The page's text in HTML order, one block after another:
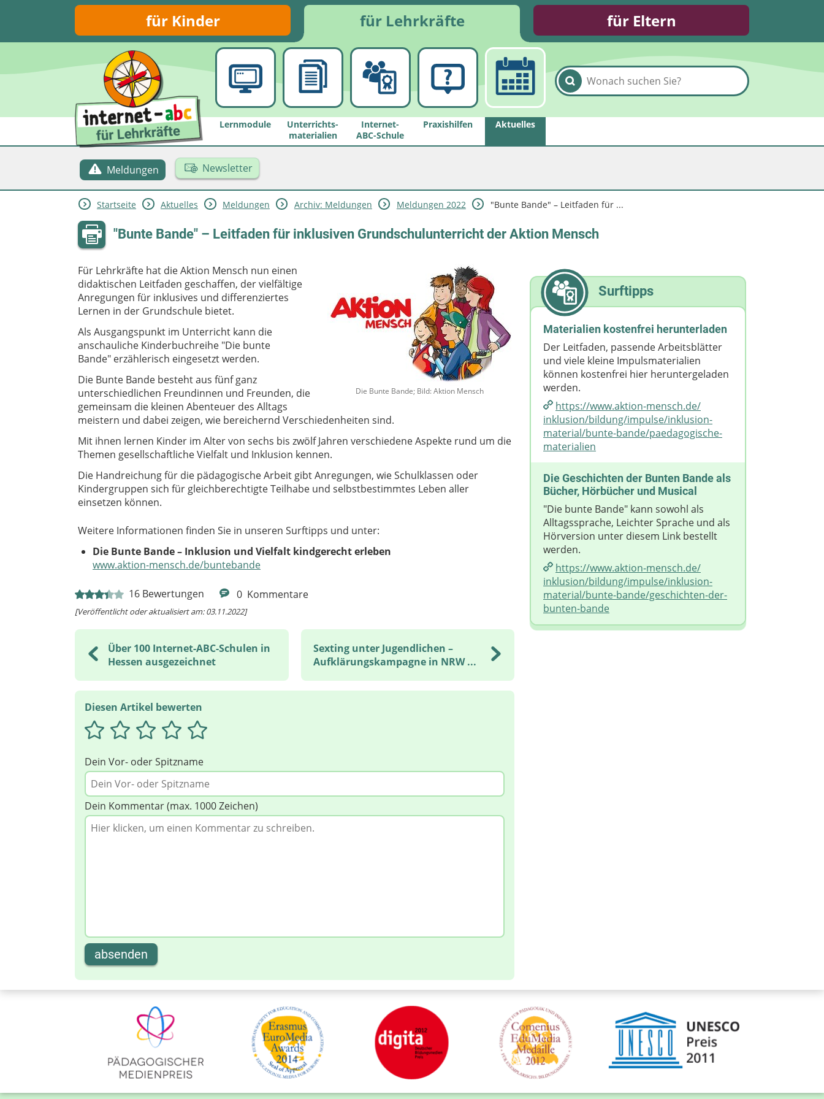
für Kinder für Lehrkräfte für Eltern
Lernmodule
Unterrichts­
materialien
Internet-
ABC-Schule
Praxishilfen Aktuelles
Meldungen Newsletter
Startseite Aktuelles Meldungen Archiv: Meldungen Meldungen 2022 "Bunte Bande" – Leitfaden für ...
"Bunte Bande" – Leitfaden für inklusiven Grundschulunterricht der Aktion Mensch
Die Bunte Bande; Bild: Aktion Mensch
Für Lehrkräfte hat die Aktion Mensch nun einen
didaktischen Leitfaden geschaffen, der vielfältige
Anregungen für inklusives und differenziertes
Lernen in der Grundschule bietet.
Als Ausgangspunkt im Unterricht kann die
anschauliche Kinderbuchreihe "Die bunte
Bande" erzählerisch eingesetzt werden.
Die Bunte Bande besteht aus fünf ganz
unterschiedlichen Freundinnen und Freunden, die
gemeinsam die kleinen Abenteuer des Alltags
meistern und dabei zeigen, wie bereichernd Verschiedenheiten sind.
Mit ihnen lernen Kinder im Alter von sechs bis zwölf Jahren verschiedene Aspekte rund um die
Themen gesellschaftliche Vielfalt und Inklusion kennen.
Die Handreichung für die pädagogische Arbeit gibt Anregungen, wie Schulklassen oder
Kindergruppen sich für gleichberechtigte Teilhabe und selbstbestimmtes Leben aller
einsetzen können.
Weitere Informationen finden Sie in unseren Surftipps und unter:
Die Bunte Bande – Inklusion und Vielfalt kindgerecht erleben
www.aktion-mensch.de/buntebande
16 Bewertungen 0 Kommentare
[Veröffentlicht oder aktualisiert am: 03.11.2022]
Über 100 Internet-ABC-Schulen in
Hessen ausgezeichnet
Sexting unter Jugendlichen –
Aufklärungskampagne in NRW ...
Diesen Artikel bewerten
Dein Vor- oder Spitzname
Dein Kommentar (max. 1000 Zeichen)
absenden
Surftipps
Materialien kostenfrei herunterladen
Der Leitfaden, passende Arbeitsblätter
und viele kleine Impulsmaterialien
können kostenfrei hier heruntergeladen
werden.
https://www.aktion-mensch.de/​
inklusion/​bildung/​impulse/​inklusion-
material/​bunte-bande/​paedagogische-
materialien
Die Geschichten der Bunten Bande als
Bücher, Hörbücher und Musical
"Die bunte Bande" kann sowohl als
Alltagssprache, Leichter Sprache und als
Hörversion unter diesem Link bestellt
werden.
https://www.aktion-mensch.de/​
inklusion/​bildung/​impulse/​inklusion-
material/​bunte-bande/​geschichten-der-
bunten-bande